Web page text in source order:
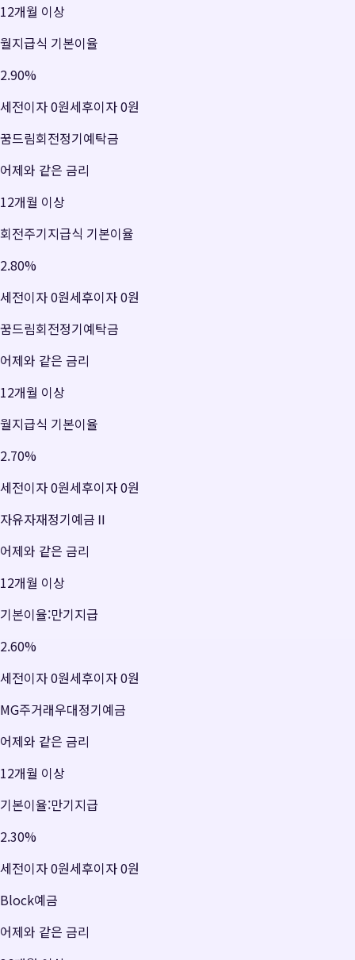
12개월 이상
월지급식 기본이율
2.90%
세전이자0원세후이자0원
꿈드림회전정기예탁금
어제와 같은 금리
12개월 이상
회전주기지급식 기본이율
2.80%
세전이자0원세후이자0원
꿈드림회전정기예탁금
어제와 같은 금리
12개월 이상
월지급식 기본이율
2.70%
세전이자0원세후이자0원
자유자재정기예금Ⅱ
어제와 같은 금리
12개월 이상
기본이율:만기지급
2.60%
세전이자0원세후이자0원
MG주거래우대정기예금
어제와 같은 금리
12개월 이상
기본이율:만기지급
2.30%
세전이자0원세후이자0원
Block예금
어제와 같은 금리